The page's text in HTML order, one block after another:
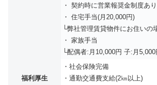
・ 契約時に営業報奨金制度あり
・ 住宅手当(月20,000円)
└弊社管理賃貸物件にお住いの
・ 家族手当
└配偶者:月10,000円 子:月
福利厚生
・社会保険完備
・通勤交通費支給(2㎞以上)